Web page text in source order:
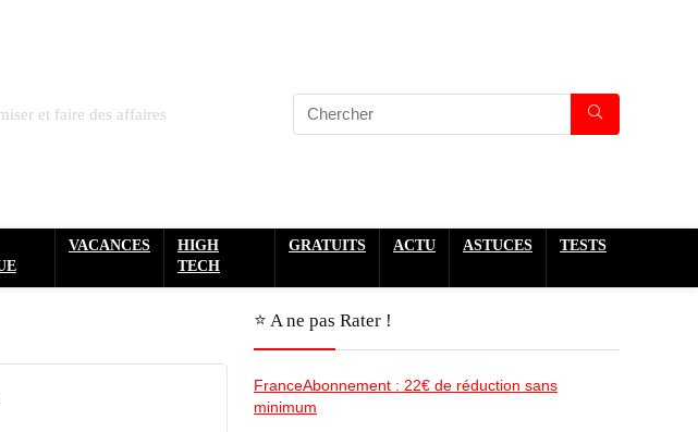
et faire des affaires
VACANCES
HIGH
TECH
GRATUITS ACTU ASTUCES TESTS
⭐️ A ne pas Rater !
FranceAbonnement : 22€ de réduction sans
minimum